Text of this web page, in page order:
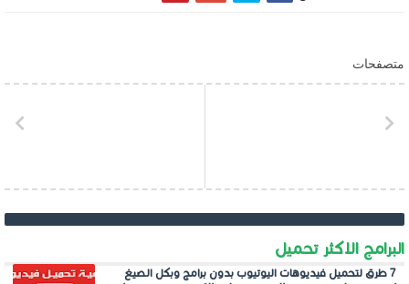
متصفحات
البرامج الاكثر تحميل
7 طرق لتحميل فيديوهات اليوتيوب بدون برامج وبكل الصيغ